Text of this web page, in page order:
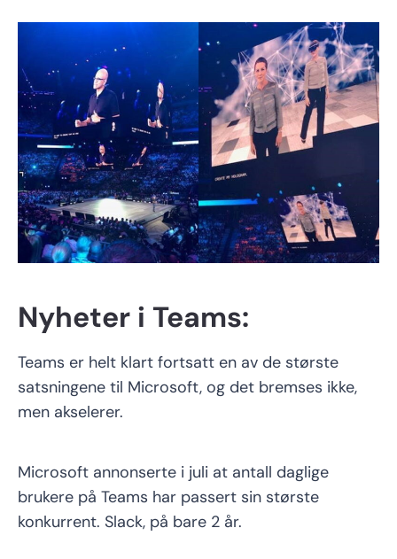
Nyheter i Teams:
Teams er helt klart fortsatt en av de største
satsningene til Microsoft, og det bremses ikke,
men akselerer.
Microsoft annonserte i juli at antall daglige
brukere på Teams har passert sin største
konkurrent. Slack, på bare 2 år.